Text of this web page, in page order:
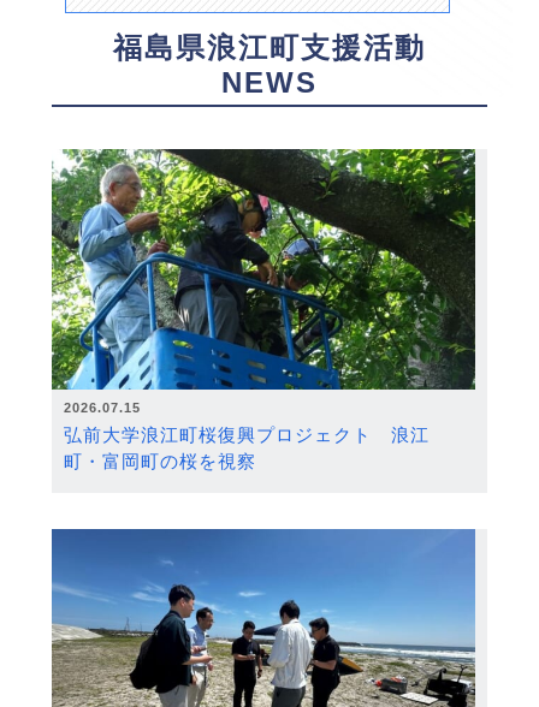
福島県浪江町支援活動
NEWS
2026.07.15
弘前大学浪江町桜復興プロジェクト 浪江
町・富岡町の桜を視察